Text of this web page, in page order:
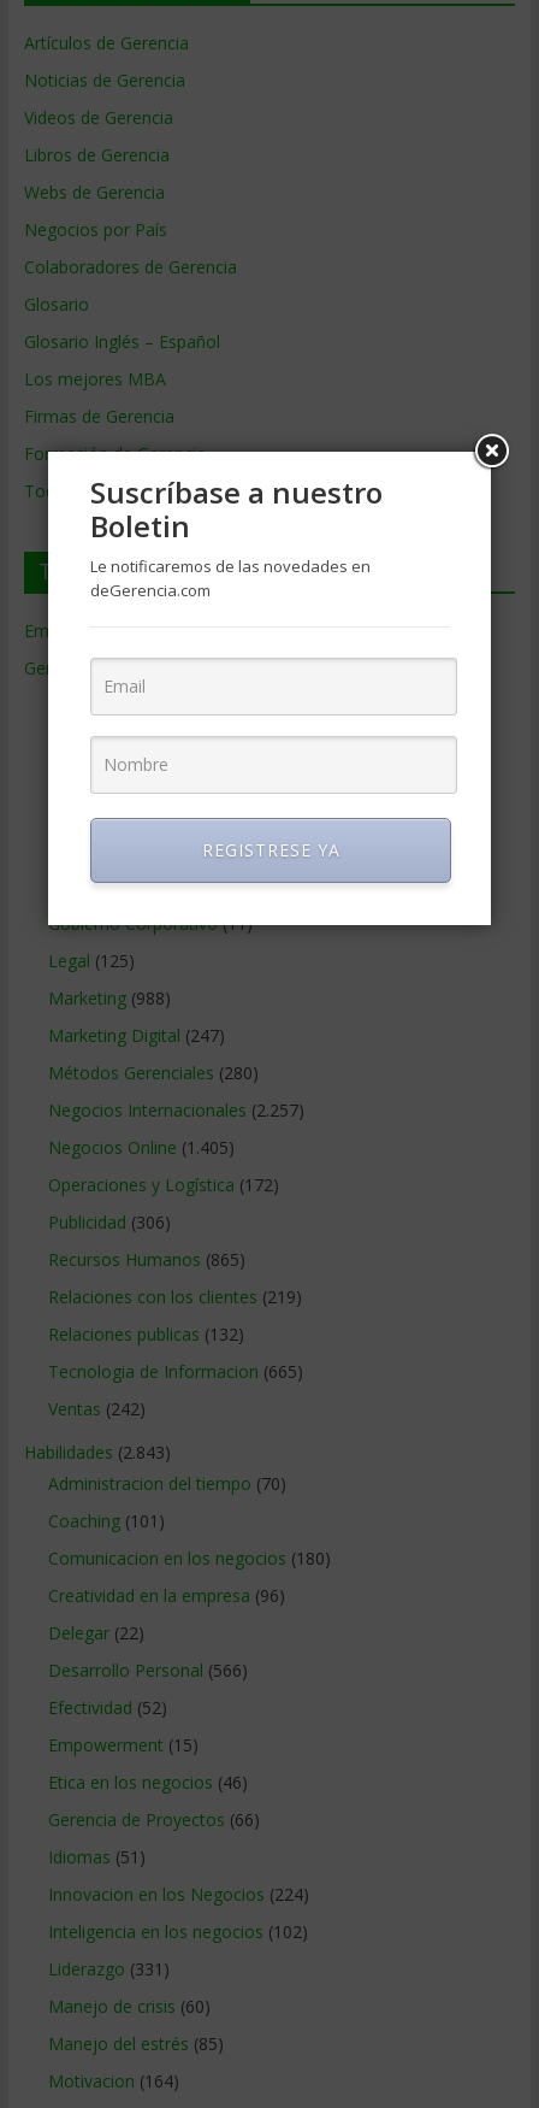
Artículos de Gerencia
Noticias de Gerencia
Videos de Gerencia
Libros de Gerencia
Webs de Gerencia
Negocios por País
Colaboradores de Gerencia
Glosario
Glosario Inglés – Español
Los mejores MBA
Firmas de Gerencia
Formación de Gerencia
Todos los Temas
Temas de Gerencia
Empresas de Gerencia
Gerencia
Ciencias Económicas
Contabilidad(466)
Educacion Gerencial
Finanzas Corporativas(748)
Gerencia social y ambiental(223)
Gobierno Corporativo(11)
Legal (125)
Marketing(988)
Marketing Digital (247)
Métodos Gerenciales (280)
Negocios Internacionales (2.257)
Negocios Online (1.405)
Operaciones y Logística (172)
Publicidad (306)
Recursos Humanos (865)
Relaciones con los clientes (219)
Relaciones publicas (132)
Tecnologia de Informacion (665)
Ventas (242)
Habilidades (2.843)
Administracion del tiempo (70)
Coaching(101)
Comunicacion en los negocios (180)
Creatividad en la empresa (96)
Delegar(22)
Desarrollo Personal (566)
Efectividad (52)
Empowerment (15)
Etica en los negocios (46)
Gerencia de Proyectos (66)
Idiomas (51)
Innovacion en los Negocios (224)
Inteligencia en los negocios (102)
Liderazgo (331)
Manejo de crisis (60)
Manejo del estrés (85)
Motivacion (164)
Suscríbase a nuestro
Boletin
Le notificaremos de las novedades en
deGerencia.com
REGISTRESE YA